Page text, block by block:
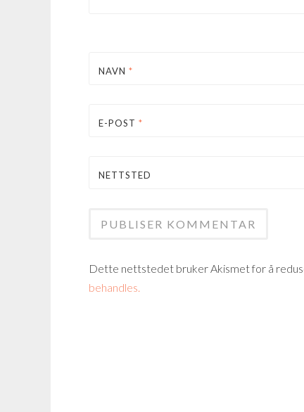
NAVN *
E-POST *
NETTSTED
Dette nettstedet bruker Akismet for å
behandles.